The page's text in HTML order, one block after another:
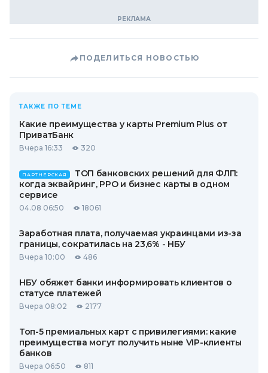
ПОДЕЛИТЬСЯ НОВОСТЬЮ
ТАКЖЕ ПО ТЕМЕ
Какие преимущества у карты Premium Plus от
ПриватБанк
Вчера 16:33 320
ПАРТНЕРСКАЯ
ТОП банковских решений для ФЛП:
когда эквайринг, РРО и бизнес карты в одном
сервисе
04.08 06:50 18061
Заработная плата, получаемая украинцами из-за
границы, сократилась на 23,6% - НБУ
Вчера 10:00 486
НБУ обяжет банки информировать клиентов о
статусе платежей
Вчера 08:02 2177
Топ-5 премиальных карт с привилегиями: какие
преимущества могут получить ныне VIP-клиенты
банков
Вчера 06:50 811